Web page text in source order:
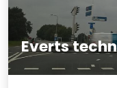
Everts